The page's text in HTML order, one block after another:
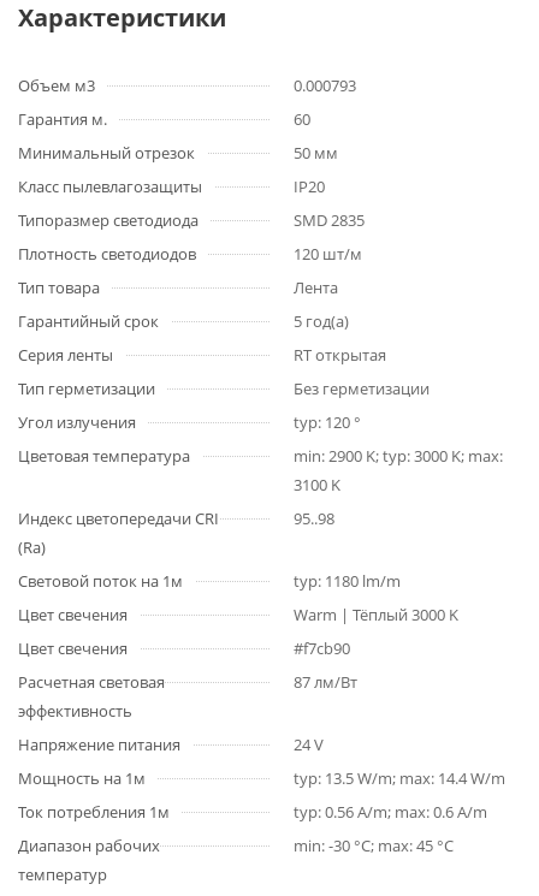
Характеристики
Объем м3
0.000793
Гарантия м.
60
Минимальный отрезок
50 мм
Класс пылевлагозащиты
IP20
Типоразмер светодиода
SMD 2835
Плотность светодиодов
120 шт/м
Тип товара
Лента
Гарантийный срок
5 год(а)
Серия ленты
RT открытая
Тип герметизации
Без герметизации
Угол излучения
typ: 120 °
Цветовая температура
min: 2900 K; typ: 3000 K; max:
3100 K
Индекс цветопередачи CRI
(Ra)
95..98
Световой поток на 1м
typ: 1180 lm/m
Цвет свечения
Warm | Тёплый 3000 K
Цвет свечения
#f7cb90
Расчетная световая
эффективность
87 лм/Вт
Напряжение питания
24 V
Мощность на 1м
typ: 13.5 W/m; max: 14.4 W/m
Ток потребления 1м
typ: 0.56 A/m; max: 0.6 A/m
Диапазон рабочих
температур
min: -30 °C; max: 45 °C